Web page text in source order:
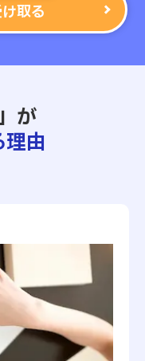
取る
が
由